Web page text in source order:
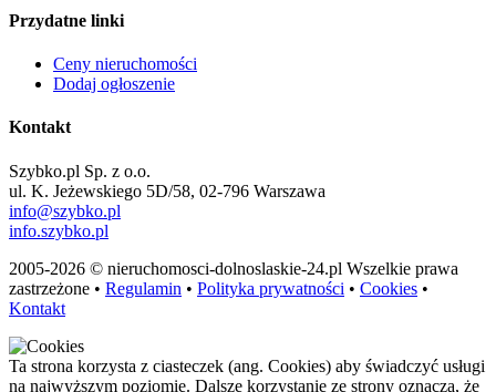
Przydatne linki
Ceny nieruchomości
Dodaj ogłoszenie
Kontakt
Szybko.pl Sp. z o.o.
ul. K. Jeżewskiego 5D/58, 02-796 Warszawa
info@szybko.pl
info.szybko.pl
2005-2026 © nieruchomosci-dolnoslaskie-24.pl Wszelkie prawa
zastrzeżone • Regulamin • Polityka prywatności • Cookies •
Kontakt
Ta strona korzysta z ciasteczek (ang. Cookies) aby świadczyć usługi
na najwyższym poziomie. Dalsze korzystanie ze strony oznacza, że